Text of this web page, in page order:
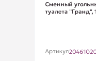
Сменный
туалета "Гранд",
Артикул